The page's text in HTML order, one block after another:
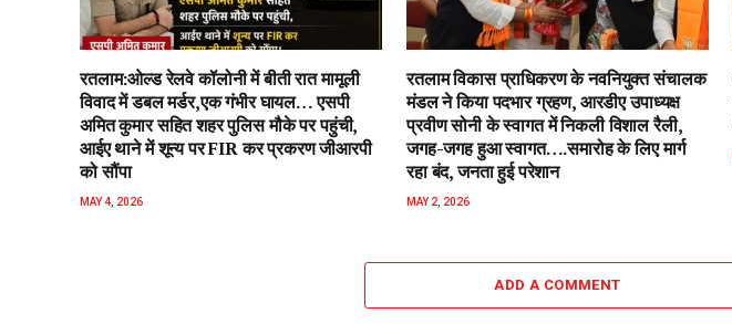
रतलाम:ओल्ड रेलवे कॉलोनी में बीती रात मामूली
विवाद में डबल मर्डर,एक गंभीर घायल… एसपी
अमित कुमार सहित शहर पुलिस मौके पर पहुंची,
आईए थाने में शून्य पर FIR कर प्रकरण जीआरपी
को सौंपा
MAY 4, 2026
रतलाम विकास प्राधिकरण के नवनियुक्त संचालक
मंडल ने किया पदभार ग्रहण, आरडीए उपाध्यक्ष
प्रवीण सोनी के स्वागत में निकली विशाल रैली,
जगह-जगह हुआ स्वागत….समारोह के लिए मार्ग
रहा बंद, जनता हुई परेशान
MAY 2, 2026
ADD A COMMENT